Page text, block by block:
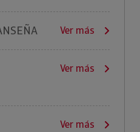
Ver más
Ver más
Ver más